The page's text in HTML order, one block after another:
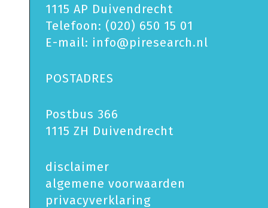
1115 AP Duivendrecht
Telefoon: (020) 650 15 01
E-mail: info@piresearch.nl
POSTADRES
Postbus 366
1115 ZH Duivendrecht
disclaimer
algemene voorwaarden
privacy­verklaring